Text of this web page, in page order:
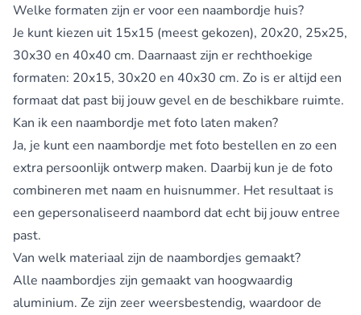
Welke formaten zijn er voor een naambordje huis?
Je kunt kiezen uit 15x15 (meest gekozen), 20x20, 25x25,
30x30 en 40x40 cm. Daarnaast zijn er rechthoekige
formaten: 20x15, 30x20 en 40x30 cm. Zo is er altijd een
formaat dat past bij jouw gevel en de beschikbare ruimte.
Kan ik een naambordje met foto laten maken?
Ja, je kunt een naambordje met foto bestellen en zo een
extra persoonlijk ontwerp maken. Daarbij kun je de foto
combineren met naam en huisnummer. Het resultaat is
een gepersonaliseerd naambord dat echt bij jouw entree
past.
Van welk materiaal zijn de naambordjes gemaakt?
Alle naambordjes zijn gemaakt van hoogwaardig
aluminium. Ze zijn zeer weersbestendig, waardoor de